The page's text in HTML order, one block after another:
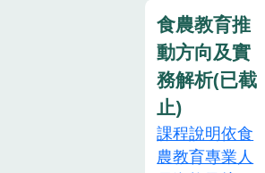
請於8月18日
(星期二)下午3
時前通知本場
(電話：089-
325110轉
1883，E-
mail：
限制，報名額
滿為止，不受
理現場報名。
五、課程時
數：於「B2飲
食及營養領域
課程」或「A2
人數過多，則
提早結束報
名。主辦單位
保有決定錄取
學員名單之權
利。報名截止
日期後，主辦
食農教育推
動方向及實
務解析(已截
止)
課程說明依食
農教育專業人